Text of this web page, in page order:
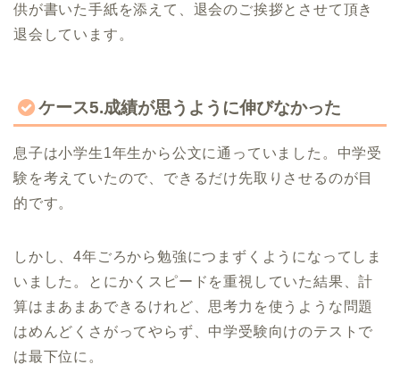
供が書いた手紙を添えて、退会のご挨拶とさせて頂き
退会しています。
ケース5.成績が思うように伸びなかった
息子は小学生1年生から公文に通っていました。中学受
験を考えていたので、できるだけ先取りさせるのが目
的です。
しかし、4年ごろから勉強につまずくようになってしま
いました。とにかくスピードを重視していた結果、計
算はまあまあできるけれど、思考力を使うような問題
はめんどくさがってやらず、中学受験向けのテストで
は最下位に。